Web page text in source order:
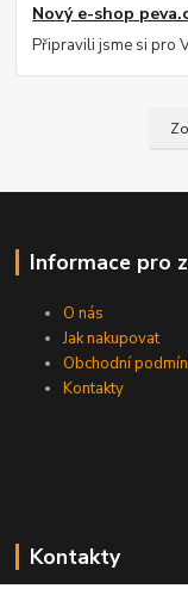
Nový e-shop
Připravili jsme si pro
Informace pro
O nás
Jak nakupovat
Obchodní
Kontakty
Kontakty